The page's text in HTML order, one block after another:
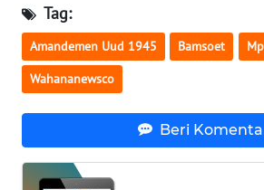
Tag:
Amandemen Uud 1945 Bamsoet
Wahananewsco
Beri
WN
BABEL
WN
WN